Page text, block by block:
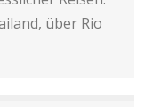
über Rio